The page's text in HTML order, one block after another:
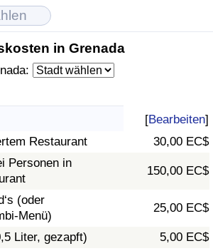
in Grenada
[Bearbeiten]
Restaurant
30,00 EC$
Personen in
150,00 EC$
(oder
Menü)
25,00 EC$
Liter, gezapft)
5,00 EC$
Index (aktuell)
Index
Index nach Land
(aktuell)
nach Land
(aktuell)
nach Land
(aktuell)